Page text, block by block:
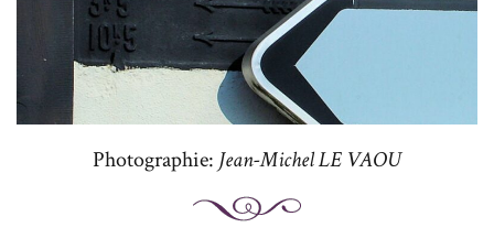
Photographie: Jean-Michel LE VAOU